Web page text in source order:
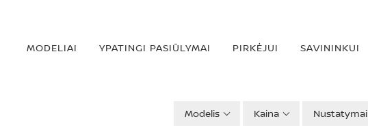
MODELIAI YPATINGI PASIŪLYMAI PIRKĖJUI SAVININKUI
Modelis Kaina Nustatymai